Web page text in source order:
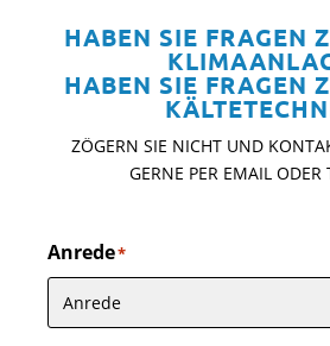
HABEN SIE FRAGEN
HABEN SIE FRAGEN
ZÖGERN SIE NICHT UND
GERNE PER EMAIL ODER
Anrede*